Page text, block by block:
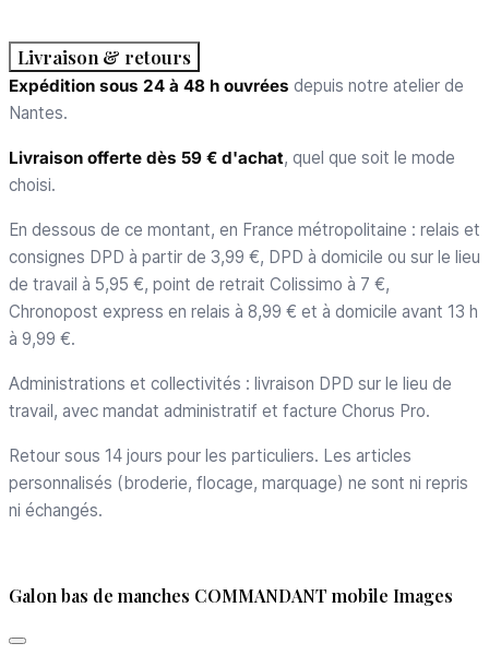
Livraison & retours
Expédition sous 24 à 48 h ouvrées depuis notre atelier de
Nantes.
Livraison offerte dès 59 € d'achat, quel que soit le mode
choisi.
En dessous de ce montant, en France métropolitaine : relais et
consignes DPD à partir de 3,99 €, DPD à domicile ou sur le lieu
de travail à 5,95 €, point de retrait Colissimo à 7 €,
Chronopost express en relais à 8,99 € et à domicile avant 13 h
à 9,99 €.
Administrations et collectivités : livraison DPD sur le lieu de
travail, avec mandat administratif et facture Chorus Pro.
Retour sous 14 jours pour les particuliers. Les articles
personnalisés (broderie, flocage, marquage) ne sont ni repris
ni échangés.
Galon bas de manches COMMANDANT mobile Images